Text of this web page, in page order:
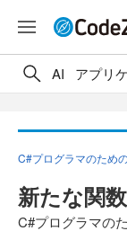
AI アプリ
C#プログラマのため
新たな関
C#プログラマの